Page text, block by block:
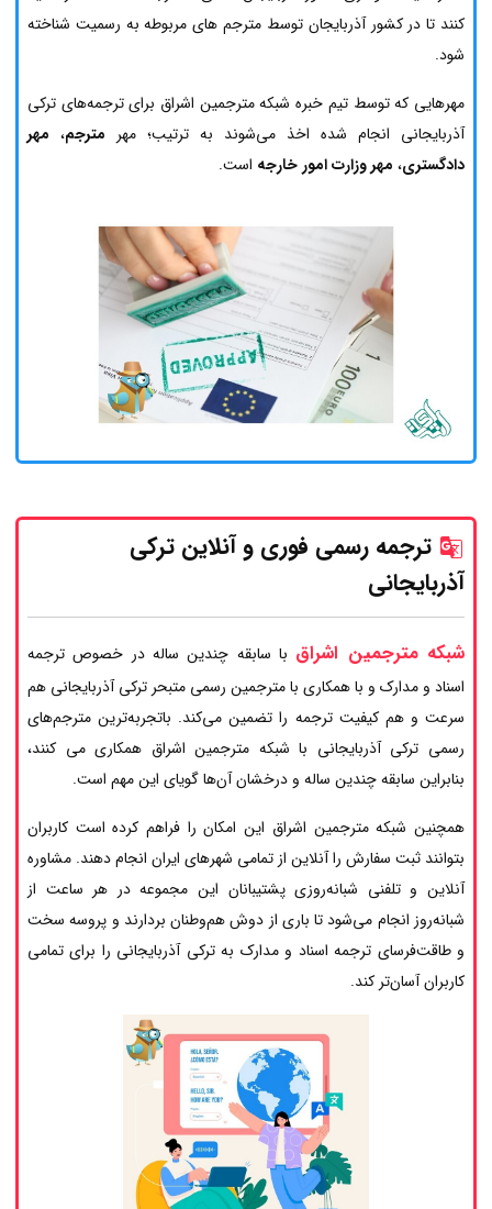
کنند تا در کشور آذربایجان توسط مترجم های مربوطه به رسمیت شناخته
شود.
مهرهایی که توسط تیم خبره شبکه مترجمین اشراق برای ترجمه‌های ترکی
آذربایجانی انجام شده اخذ می‌شوند به ترتیب؛ مهر مترجم، مهر
دادگستری، مهر وزارت امور خارجه است.
ترجمه رسمی فوری و آنلاین ترکی
آذربایجانی
شبکه مترجمین اشراق با سابقه چندین ساله در خصوص ترجمه
اسناد و مدارک و با همکاری با مترجمین رسمی متبحر ترکی آذربایجانی هم
سرعت و هم کیفیت ترجمه را تضمین می‌کند. باتجربه‌ترین مترجم‌های
رسمی ترکی آذربایجانی با شبکه مترجمین اشراق همکاری می کنند،
بنابراین سابقه چندین ساله و درخشان آن‌ها گویای این مهم است.
همچنین شبکه مترجمین اشراق این امکان را فراهم کرده است کاربران
بتوانند ثبت سفارش را آنلاین از تمامی شهرهای ایران انجام دهند. مشاوره
آنلاین و تلفنی شبانه‌روزی پشتیبانان این مجموعه در هر ساعت از
شبانه‌روز انجام می‌شود تا باری از دوش هم‌وطنان بردارند و پروسه سخت
و طاقت‌فرسای ترجمه اسناد و مدارک به ترکی آذربایجانی را برای تمامی
کاربران آسان‌تر کند.